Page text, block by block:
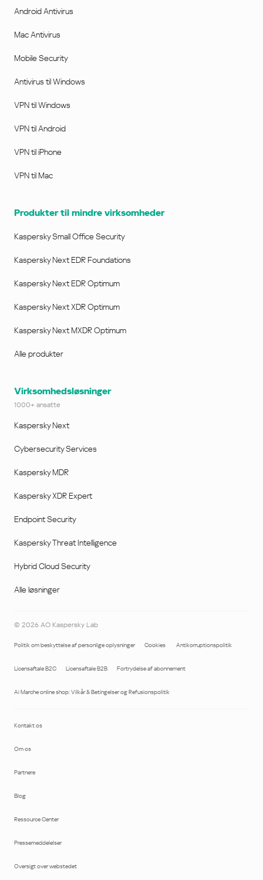
Android Antivirus
Mac Antivirus
Mobile Security
Antivirus til Windows
VPN til Windows
VPN til Android
VPN til iPhone
VPN til Mac
Produkter til mindre virksomheder
Kaspersky Small Office Security
Kaspersky Next EDR Foundations
Kaspersky Next EDR Optimum
Kaspersky Next XDR Optimum
Kaspersky Next MXDR Optimum
Alle produkter
Virksomhedsløsninger
1000+ ansatte
Kaspersky Next
Cybersecurity Services
Kaspersky MDR
Kaspersky XDR Expert
Endpoint Security
Kaspersky Threat Intelligence
Hybrid Cloud Security
Alle løsninger
© 2026 AO Kaspersky Lab
Politik om beskyttelse af personlige oplysninger Cookies Antikorruptionspolitik
Licensaftale B2C Licensaftale B2B Fortrydelse af abonnement
Ai Marche online shop: Vilkår & Betingelser og Refusionspolitik
Kontakt os
Om os
Partnere
Blog
Ressource Center
Pressemeddelelser
Oversigt over webstedet